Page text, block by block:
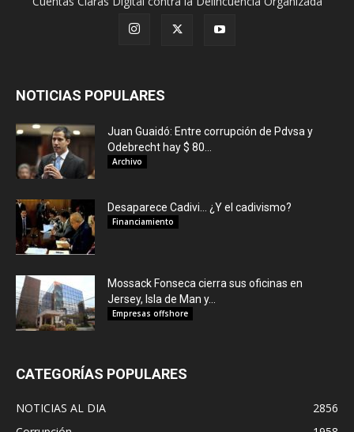
NOTICIAS POPULARES
Juan Guaidó: Entre corrupción de Pdvsa y
Odebrecht hay $ 80...
Archivo
Desaparece Cadivi… ¿Y el cadivismo?
Financiamiento
Mossack Fonseca cierra sus oficinas en
Jersey, Isla de Man y...
Empresas offshore
CATEGORÍAS POPULARES
NOTICIAS AL DIA
2856